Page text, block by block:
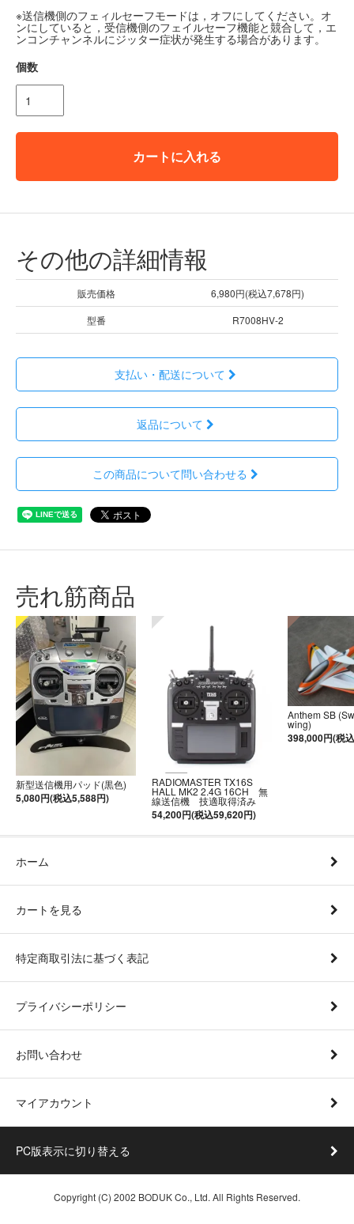
※送信機側のフェィルセーフモードは，オフにしてください。オ
ンにしていると，受信機側のフェイルセーフ機能と競合して，エ
ンコンチャンネルにジッター症状が発生する場合があります。
個数
カートに入れる
その他の詳細情報
販売価格
6,980円(税込7,678円)
型番
R7008HV-2
支払い・配送について
返品について
この商品について問い合わせる
売れ筋商品
新型送信機用パッド(黒色)
5,080円(税込5,588円)
RADIOMASTER TX16S
HALL MK2 2.4G 16CH 無
線送信機 技適取得済み
54,200円(税込59,620円)
Anthem SB
wing)
398,000円(税
ホーム
カートを見る
特定商取引法に基づく表記
プライバシーポリシー
お問い合わせ
マイアカウント
PC版表示に切り替える
Copyright (C) 2002 BODUK Co., Ltd. All Rights Reserved.